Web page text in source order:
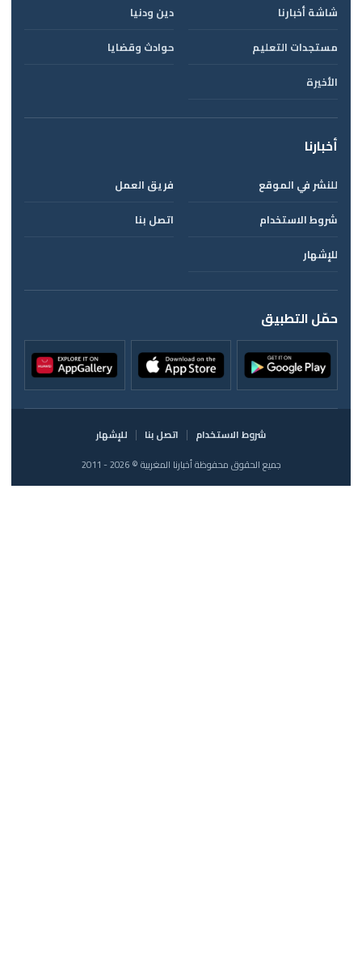
شاشة أخبارنا
دين ودنيا
مستجدات التعليم
حوادث وقضايا
الأخيرة
أخبارنا
للنشر في الموقع
فريق العمل
شروط الاستخدام
اتصل بنا
للإشهار
حمّل التطبيق
شروط الاستخدام اتصل بنا
للإشهار
جميع الحقوق محفوظة أخبارنا المغربية © 2026 - 2011